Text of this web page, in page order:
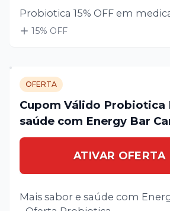
Probiotica 15% OFF em
15% OFF
OFERTA
Cupom Válido Probiotica
saúde com Energy Bar
ATIVAR OFERTA
Mais sabor e saúde com